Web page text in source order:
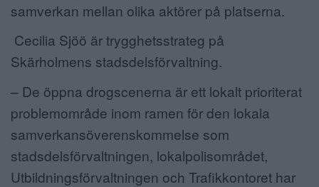
samverkan mellan olika aktörer på platserna.
Cecilia Sjöö är trygghetsstrateg på
Skärholmens stadsdelsförvaltning.
– De öppna drogscenerna är ett lokalt prioriterat
problemområde inom ramen för den lokala
samverkansöverenskommelse som
stadsdelsförvaltningen, lokalpolisområdet,
Utbildningsförvaltningen och Trafikkontoret har